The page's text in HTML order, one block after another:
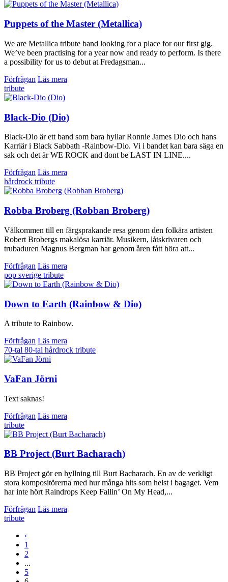
Puppets of the Master (Metallica)
We are Metallica tribute band looking for a place for our first gig.
We’ve been practising for a year now and ready to perform. Is there
a possibility for us to debut at Fredagsman...
Förfrågan Läs mera
tribute
Black-Dio (Dio)
Black-Dio är ett band som bara hyllar Ronnie James Dio och hans
Karriär i Black Sabbath -Rainbow-Dio. Vi i bandet kan bara säga en
sak och det är WE ROCK and dont be LAST IN LINE....
Förfrågan Läs mera
hårdrock tribute
Robba Broberg (Robban Broberg)
Välkommen till en färgsprakande resa genom den folkära artisten
Robert Brobergs makalösa karriär. Musikern, låtskrivaren och
trubaduren Magnus Bergman har genom åren fått höra att...
Förfrågan Läs mera
pop sverige tribute
Down to Earth (Rainbow & Dio)
A tribute to Rainbow.
Förfrågan Läs mera
70-tal 80-tal hårdrock tribute
VaFan Jörni
Text saknas!
Förfrågan Läs mera
tribute
BB Project (Burt Bacharach)
BB Project gör en hyllning till Burt Bacharach. En av de verkligt
stora kompositörerna med hur många hits som helst i bagaget. Vem
har inte hört Raindrops Keep Fallin’ On My Head,...
Förfrågan Läs mera
tribute
‹
1
2
...
5